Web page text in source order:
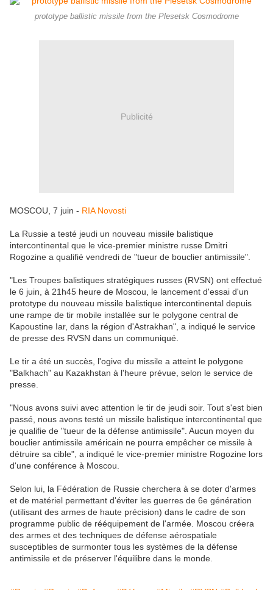
prototype ballistic missile from the Plesetsk Cosmodrome
Publicité
MOSCOU, 7 juin - RIA Novosti
La Russie a testé jeudi un nouveau missile balistique
intercontinental que le vice-premier ministre russe Dmitri
Rogozine a qualifié vendredi de "tueur de bouclier antimissile".
"Les Troupes balistiques stratégiques russes (RVSN) ont effectué
le 6 juin, à 21h45 heure de Moscou, le lancement d'essai d'un
prototype du nouveau missile balistique intercontinental depuis
une rampe de tir mobile installée sur le polygone central de
Kapoustine Iar, dans la région d'Astrakhan", a indiqué le service
de presse des RVSN dans un communiqué.
Le tir a été un succès, l'ogive du missile a atteint le polygone
"Balkhach" au Kazakhstan à l'heure prévue, selon le service de
presse.
"Nous avons suivi avec attention le tir de jeudi soir. Tout s'est bien
passé, nous avons testé un missile balistique intercontinental que
je qualifie de "tueur de la défense antimissile". Aucun moyen du
bouclier antimissile américain ne pourra empêcher ce missile à
détruire sa cible", a indiqué le vice-premier ministre Rogozine lors
d'une conférence à Moscou.
Selon lui, la Fédération de Russie cherchera à se doter d'armes
et de matériel permettant d'éviter les guerres de 6e génération
(utilisant des armes de haute précision) dans le cadre de son
programme public de rééquipement de l'armée. Moscou créera
des armes et des techniques de défense aérospatiale
susceptibles de surmonter tous les systèmes de la défense
antimissile et de préserver l'équilibre dans le monde.